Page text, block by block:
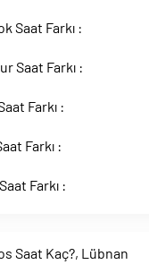
Saat Farkı :
Saat Farkı :
Farkı :
Farkı :
Farkı :
Saat Kaç?, Lübnan